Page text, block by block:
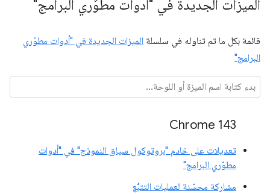
الميزات الجديدة في "أدوات مطوّري البرامج"
قائمة بكل ما تم تناوله في سلسلة الميزات الجديدة في "أدوات مطوّري
البرامج"
Chrome 143
تعديلات على خادم "بروتوكول سياق النموذج" في "أدوات
مطوّري البرامج"
مشاركة محسّنة لعمليات التتبُّع